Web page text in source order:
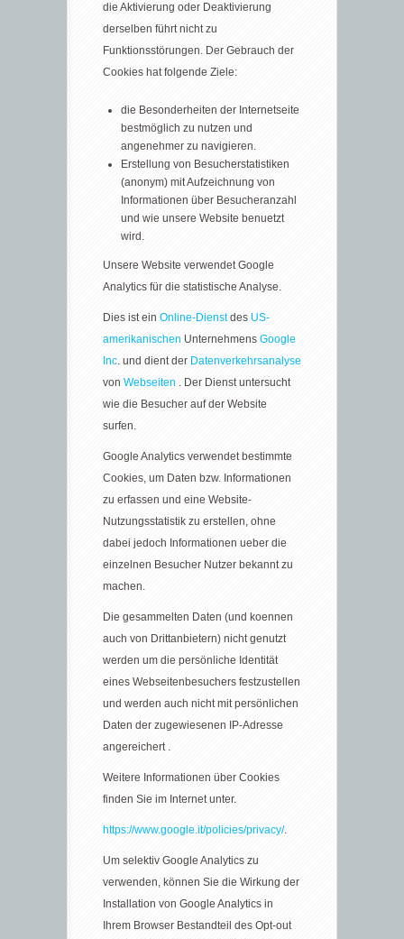
die Aktivierung oder Deaktivierung
derselben führt nicht zu
Funktionsstörungen. Der Gebrauch der
Cookies hat folgende Ziele:
die Besonderheiten der Internetseite
bestmöglich zu nutzen und
angenehmer zu navigieren.
Erstellung von Besucherstatistiken
(anonym) mit Aufzeichnung von
Informationen über Besucheranzahl
und wie unsere Website benuetzt
wird.
Unsere Website verwendet Google
Analytics für die statistische Analyse.
Dies ist ein Online-Dienstdes US-
amerikanischen Unternehmens Google
Inc. und dient der Datenverkehrsanalyse
von Webseiten . Der Dienst untersucht
wie die Besucher auf der Website
surfen.
Google Analytics verwendet bestimmte
Cookies, um Daten bzw. Informationen
zu erfassen und eine Website-
Nutzungsstatistik zu erstellen, ohne
dabei jedoch Informationen ueber die
einzelnen Besucher Nutzer bekannt zu
machen.
Die gesammelten Daten (und koennen
auch von Drittanbietern) nicht genutzt
werden um die persönliche Identität
eines Webseitenbesuchers festzustellen
und werden auch nicht mit persönlichen
Daten der zugewiesenen IP-Adresse
angereichert .
Weitere Informationen über Cookies
finden Sie im Internet unter.
https://www.google.it/policies/privacy/.
Um selektiv Google Analytics zu
verwenden, können Sie die Wirkung der
Installation von Google Analytics in
Ihrem Browser Bestandteil des Opt-out